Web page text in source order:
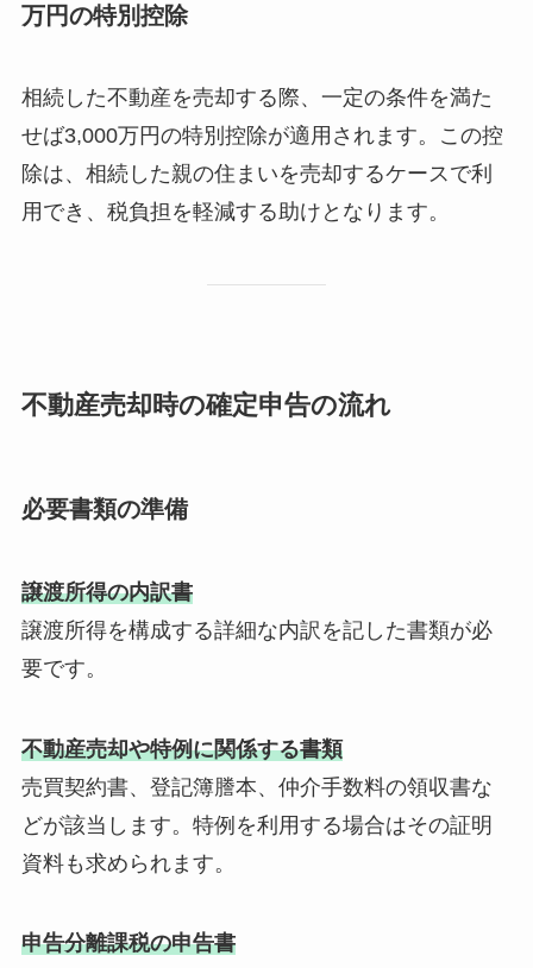
万円の特別控除
相続した不動産を売却する際、一定の条件を満た
せば3,000万円の特別控除が適用されます。この控
除は、相続した親の住まいを売却するケースで利
用でき、税負担を軽減する助けとなります。
不動産売却時の確定申告の流れ
必要書類の準備
譲渡所得の内訳書
譲渡所得を構成する詳細な内訳を記した書類が必
要です。
不動産売却や特例に関係する書類
売買契約書、登記簿謄本、仲介手数料の領収書な
どが該当します。特例を利用する場合はその証明
資料も求められます。
申告分離課税の申告書